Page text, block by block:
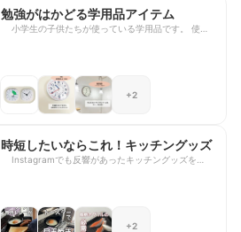
勉強がはかどる学用品アイテム
小学生の子供たちが使っている学用品です。 使用
+2
時短したいならこれ！キッチングッズ
Instagramでも反響があったキッチングッズをまと
+2